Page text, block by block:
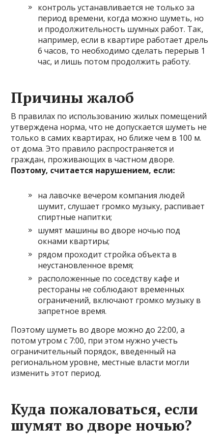
контроль устанавливается не только за
период времени, когда можно шуметь, но
и продолжительность шумных работ. Так,
например, если в квартире работает дрель
6 часов, то необходимо сделать перерыв 1
час, и лишь потом продолжить работу.
Причины жалоб
В правилах по использованию жилых помещений
утверждена норма, что не допускается шуметь не
только в самих квартирах, но ближе чем в 100 м.
от дома. Это правило распространяется и
граждан, проживающих в частном дворе.
Поэтому, считается нарушением, если:
на лавочке вечером компания людей
шумит, слушает громко музыку, распивает
спиртные напитки;
шумят машины во дворе ночью под
окнами квартиры;
рядом проходит стройка объекта в
неустановленное время;
расположенные по соседству кафе и
рестораны не соблюдают временных
ограничений, включают громко музыку в
запретное время.
Поэтому шуметь во дворе можно до 22:00, а
потом утром с 7:00, при этом нужно учесть
ограничительный порядок, введенный на
региональном уровне, местные власти могли
изменить этот период.
Куда пожаловаться, если
шумят во дворе ночью?